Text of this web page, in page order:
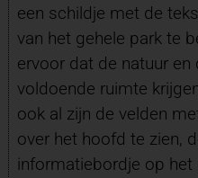
een schildje met de
van het gehele park te
ervoor dat de natuur
voldoende ruimte
ook al zijn de velden
over het hoofd te zien,
informatiebordje op